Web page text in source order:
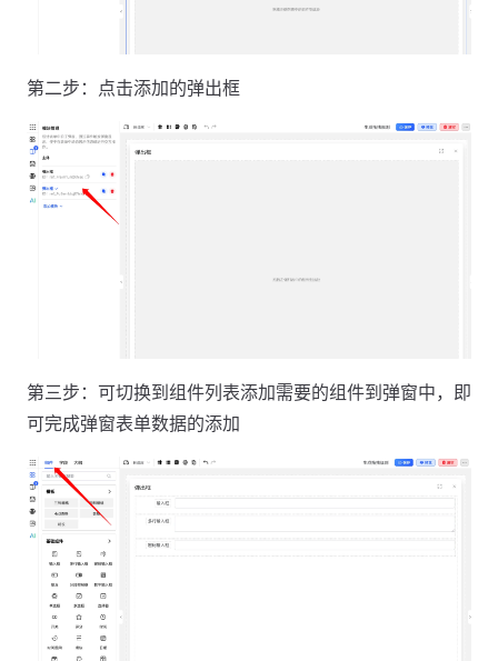
第二步：点击添加的弹出框
第三步：可切换到组件列表添加需要的组件到弹窗中，即
可完成弹窗表单数据的添加